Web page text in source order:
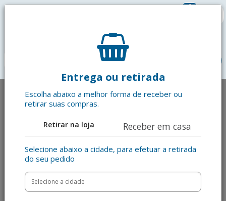
0
Entrega ou retirada
Escolha abaixo a melhor forma de receber ou
retirar suas compras.
Retirar na loja Receber em casa
Selecione abaixo a cidade, para efetuar a retirada
do seu pedido